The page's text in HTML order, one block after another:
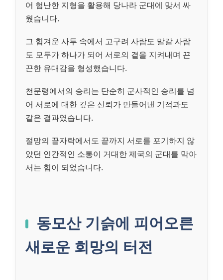
어 험난한 지형을 활용해 당나라 군대에 맞서 싸
웠습니다.
그 힘겨운 사투 속에서 고구려 사람도 말갈 사람
도 모두가 하나가 되어 서로의 곁을 지켜내며 끈
끈한 유대감을 형성했습니다.
천문령에서의 승리는 단순히 군사적인 승리를 넘
어 서로에 대한 깊은 신뢰가 만들어낸 기적과도
같은 결과였습니다.
절망의 끝자락에서도 끝까지 서로를 포기하지 않
았던 인간적인 소통이 거대한 제국의 군대를 막아
서는 힘이 되었습니다.
동모산 기슭에 피어오른
새로운 희망의 터전